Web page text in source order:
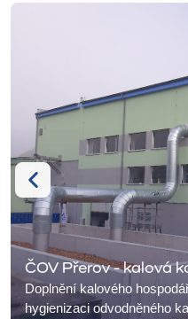
ČOV Přerov - kalová
Doplnění kalového
hygienizaci odvodněného